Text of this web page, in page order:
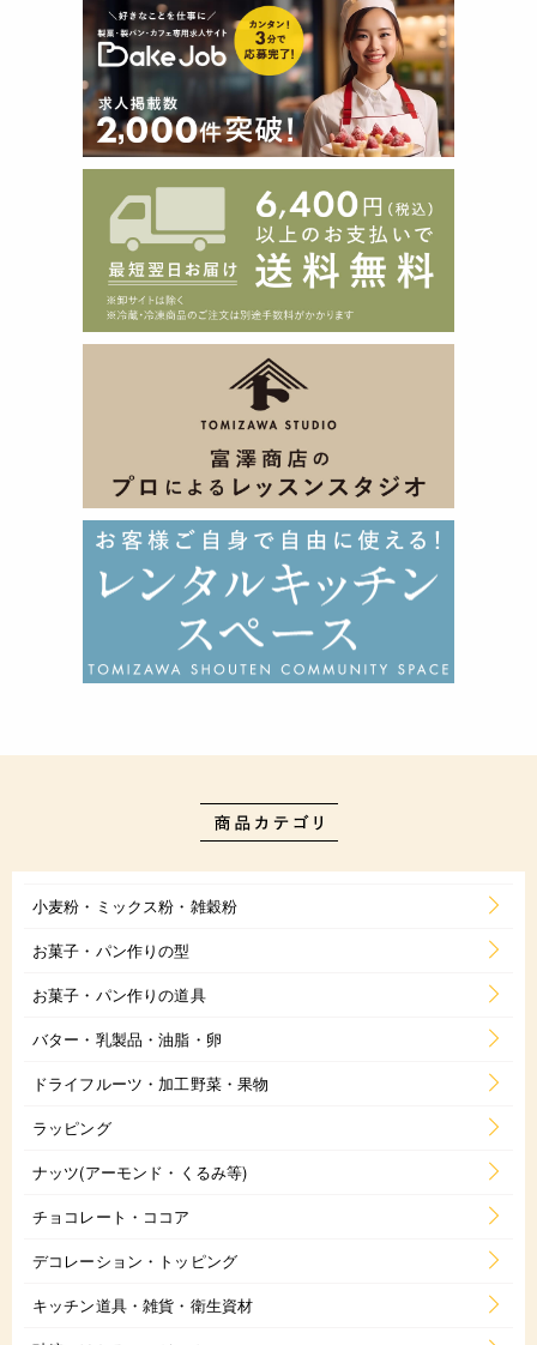
小麦粉・ミックス粉・雑穀粉
お菓子・パン作りの型
お菓子・パン作りの道具
バター・乳製品・油脂・卵
ドライフルーツ・加工野菜・果物
ラッピング
ナッツ(アーモンド・くるみ等)
チョコレート・ココア
デコレーション・トッピング
キッチン道具・雑貨・衛生資材